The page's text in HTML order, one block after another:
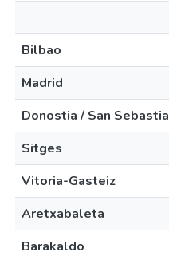
Bilbao
Madrid
Donostia / San
Sitges
Vitoria-Gasteiz
Aretxabaleta
Barakaldo